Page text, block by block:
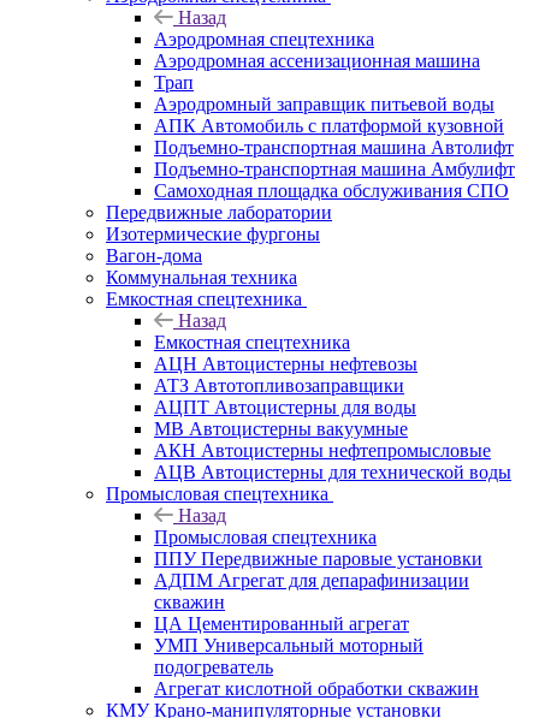
Назад
Аэродромная спецтехника
Аэродромная ассенизационная машина
Трап
Аэродромный заправщик питьевой воды
АПК Автомобиль с платформой кузовной
Подъемно-транспортная машина Автолифт
Подъемно-транспортная машина Амбулифт
Самоходная площадка обслуживания СПО
Передвижные лаборатории
Изотермические фургоны
Вагон-дома
Коммунальная техника
Емкостная спецтехника
Назад
Емкостная спецтехника
АЦН Автоцистерны нефтевозы
АТЗ Автотопливозаправщики
АЦПТ Автоцистерны для воды
МВ Автоцистерны вакуумные
АКН Автоцистерны нефтепромысловые
АЦВ Автоцистерны для технической воды
Промысловая спецтехника
Назад
Промысловая спецтехника
ППУ Передвижные паровые установки
АДПМ Агрегат для депарафинизации
скважин
ЦА Цементированный агрегат
УМП Универсальный моторный
подогреватель
Агрегат кислотной обработки скважин
КМУ Крано-манипуляторные установки